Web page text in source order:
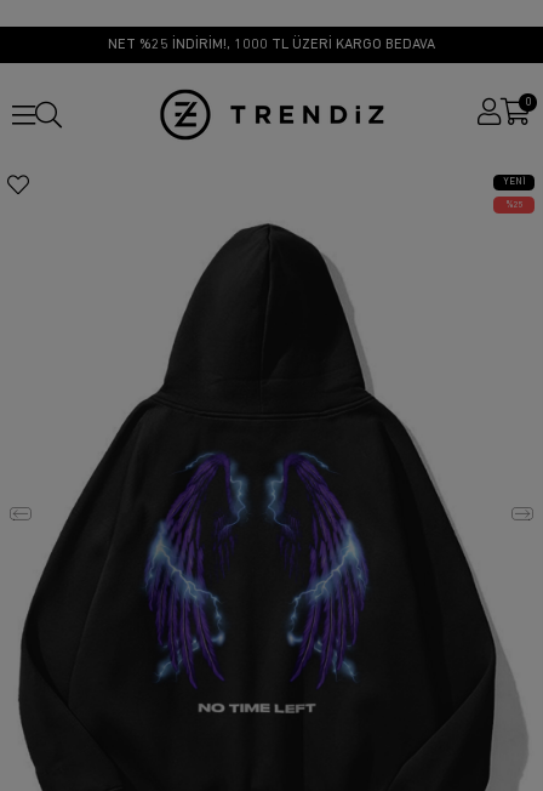
NET %25 İNDİRİM!, 1000 TL ÜZERİ KARGO BEDAVA
0
YENI
ÜRÜN
25